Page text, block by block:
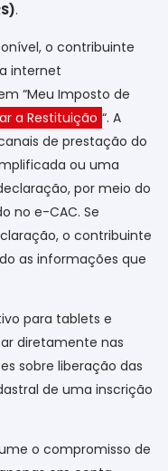
.
o contribuinte
internet
“Meu Imposto de
a Restituição “. A
de prestação do
ou uma
por meio do
no e-CAC. Se
o contribuinte
as informações que
para tablets e
diretamente nas
sobre liberação das
de uma inscrição
o compromisso de